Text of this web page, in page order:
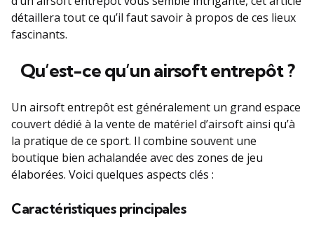
détaillera tout ce qu’il faut savoir à propos de ces lieux
fascinants.
Qu’est-ce qu’un airsoft entrepôt ?
Un airsoft entrepôt est généralement un grand espace
couvert dédié à la vente de matériel d’airsoft ainsi qu’à
la pratique de ce sport. Il combine souvent une
boutique bien achalandée avec des zones de jeu
élaborées. Voici quelques aspects clés :
Caractéristiques principales